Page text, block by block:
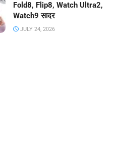
Fold8, Flip8, Watch Ultra2,
Watch9 सादर
JULY 24, 2026